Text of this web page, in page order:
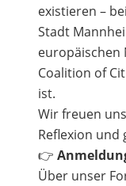
existieren –
Stadt
europäischen
Coalition of
ist.
Wir freuen
Reflexion und
👉
Über unser